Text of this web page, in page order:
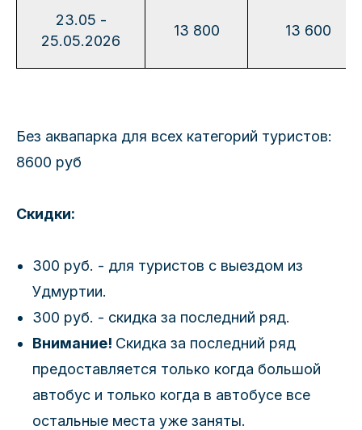
23.05 -
25.05.2026
13 800 13 600
Без аквапарка для всех категорий туристов:
8600 руб
Скидки:
300 руб. - для туристов с выездом из
Удмуртии.
300 руб. - скидка за последний ряд.
Внимание! Скидка за последний ряд
предоставляется только когда большой
автобус и только когда в автобусе все
остальные места уже заняты.